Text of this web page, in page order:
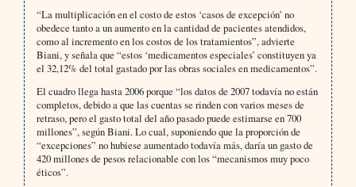
“La multiplicación en el costo de estos ‘casos de excepción’ no
obedece tanto a un aumento en la cantidad de pacientes atendidos,
como al incremento en los costos de los tratamientos”, advierte
Biani, y señala que “estos ‘medicamentos especiales’ constituyen ya
el 32,12% del total gastado por las obras sociales en medicamentos”.
El cuadro llega hasta 2006 porque “los datos de 2007 todavía no están
completos, debido a que las cuentas se rinden con varios meses de
retraso, pero el gasto total del año pasado puede estimarse en 700
millones”, según Biani. Lo cual, suponiendo que la proporción de
“excepciones” no hubiese aumentado todavía más, daría un gasto de
420 millones de pesos relacionable con los “mecanismos muy poco
éticos”.